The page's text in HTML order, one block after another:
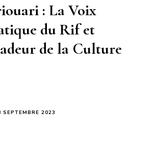
: La Voix
du Rif et
de la Culture
SEPTEMBRE 2023